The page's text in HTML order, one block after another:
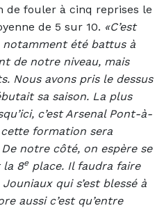
de fouler à cinq reprises le
de 5 sur 10. «C’est
été battus à
de notre niveau, mais
Nous avons pris le dessus
sa saison. La plus
c’est Arsenal Pont-à-
cette formation sera
notre côté, on espère se
8eplace. Il faudra faire
qui s’est blessé à
aussi c’est qu’entre